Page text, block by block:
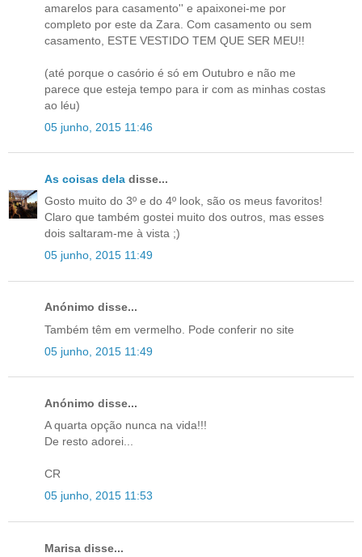
amarelos para casamento'' e apaixonei-me por
completo por este da Zara. Com casamento ou sem
casamento, ESTE VESTIDO TEM QUE SER MEU!!
(até porque o casório é só em Outubro e não me
parece que esteja tempo para ir com as minhas costas
ao léu)
05 junho, 2015 11:46
As coisas dela disse...
Gosto muito do 3º e do 4º look, são os meus favoritos!
Claro que também gostei muito dos outros, mas esses
dois saltaram-me à vista ;)
05 junho, 2015 11:49
Anónimo disse...
Também têm em vermelho. Pode conferir no site
05 junho, 2015 11:49
Anónimo disse...
A quarta opção nunca na vida!!!
De resto adorei...
CR
05 junho, 2015 11:53
Marisa disse...